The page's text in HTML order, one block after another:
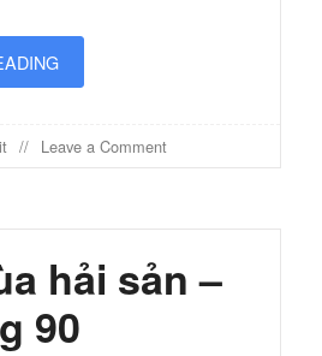
Leave a Commenton
Bốn
sản
Chương
hải sản –
90